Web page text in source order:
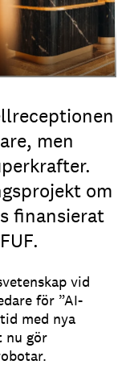
men
om
finansierat
vid
för ”AI-
med nya
nu gör